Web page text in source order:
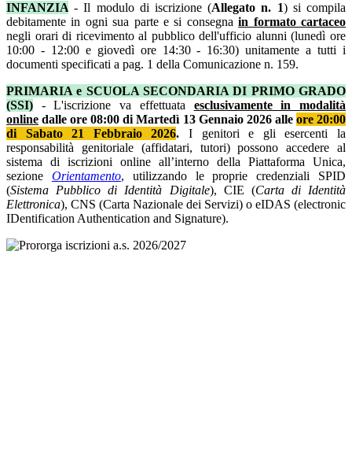
INFANZIA - Il modulo di iscrizione (Allegato n. 1) si compila
debitamente in ogni sua parte e si consegnain formato cartaceo
negli orari di ricevimento al pubblico dell'ufficio alunni (lunedì ore
10:00 - 12:00 e giovedì ore 14:30 - 16:30) unitamente a tutti i
documenti specificati a pag. 1 della Comunicazione n. 159.
PRIMARIA e SCUOLA SECONDARIA DI PRIMO GRADO
(SSI) - L'iscrizione va effettuata esclusivamente in modalità
online dalle ore 08:00 di Martedì 13 Gennaio 2026 alle ore 20:00
di Sabato 21 Febbraio 2026.I genitori e gli esercenti la
responsabilità genitoriale (affidatari, tutori) possono accedere al
sistema di iscrizioni online all’interno della Piattaforma Unica,
sezione Orientamento, utilizzando le proprie credenziali SPID
(Sistema Pubblico di Identità Digitale), CIE (Carta di Identità
Elettronica), CNS (Carta Nazionale dei Servizi) o eIDAS (electronic
IDentification Authentication and Signature).